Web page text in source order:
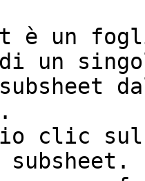
è un
un